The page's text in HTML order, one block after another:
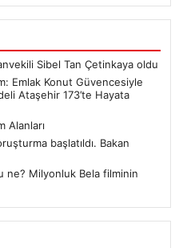
Sibel Tan Çetinkaya oldu
Emlak Konut Güvencesiyle
Ataşehir 173’te Hayata
Alanları
başlatıldı. Bakan
ne? Milyonluk Bela filminin